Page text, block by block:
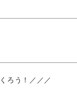
ろう！／／／